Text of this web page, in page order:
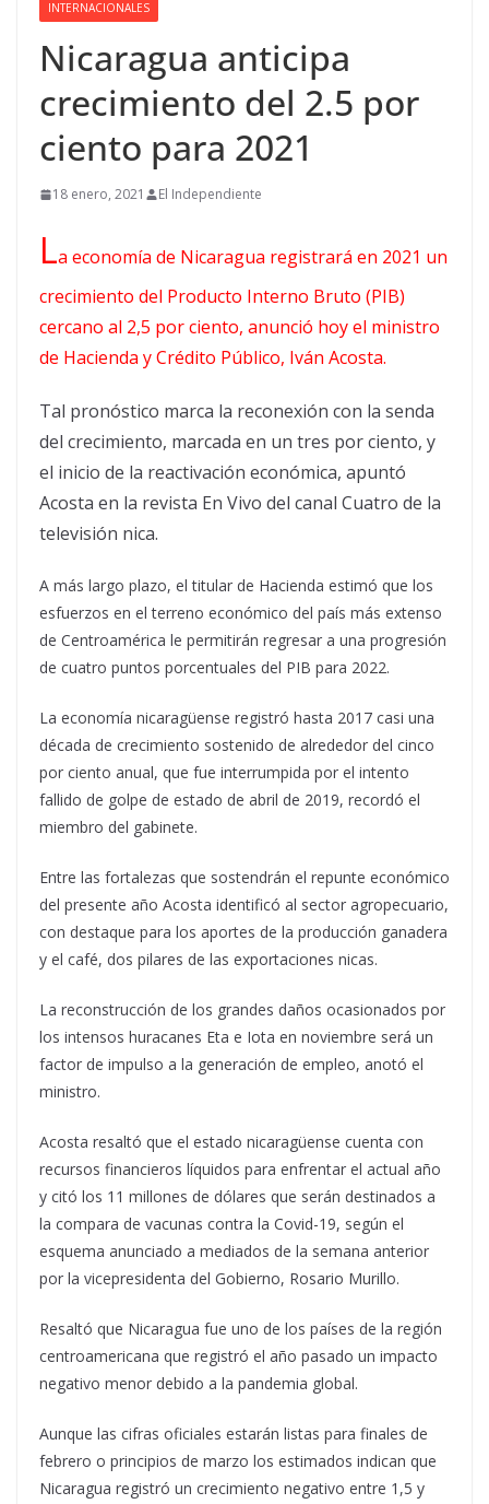
INTERNACIONALES
Nicaragua anticipa
crecimiento del 2.5 por
ciento para 2021
18 enero, 2021 El Independiente
La economía de Nicaragua registrará en 2021 un
crecimiento del Producto Interno Bruto (PIB)
cercano al 2,5 por ciento, anunció hoy el ministro
de Hacienda y Crédito Público, Iván Acosta.
Tal pronóstico marca la reconexión con la senda
del crecimiento, marcada en un tres por ciento, y
el inicio de la reactivación económica, apuntó
Acosta en la revista En Vivo del canal Cuatro de la
televisión nica.
A más largo plazo, el titular de Hacienda estimó que los
esfuerzos en el terreno económico del país más extenso
de Centroamérica le permitirán regresar a una progresión
de cuatro puntos porcentuales del PIB para 2022.
La economía nicaragüense registró hasta 2017 casi una
década de crecimiento sostenido de alrededor del cinco
por ciento anual, que fue interrumpida por el intento
fallido de golpe de estado de abril de 2019, recordó el
miembro del gabinete.
Entre las fortalezas que sostendrán el repunte económico
del presente año Acosta identificó al sector agropecuario,
con destaque para los aportes de la producción ganadera
y el café, dos pilares de las exportaciones nicas.
La reconstrucción de los grandes daños ocasionados por
los intensos huracanes Eta e Iota en noviembre será un
factor de impulso a la generación de empleo, anotó el
ministro.
Acosta resaltó que el estado nicaragüense cuenta con
recursos financieros líquidos para enfrentar el actual año
y citó los 11 millones de dólares que serán destinados a
la compara de vacunas contra la Covid-19, según el
esquema anunciado a mediados de la semana anterior
por la vicepresidenta del Gobierno, Rosario Murillo.
Resaltó que Nicaragua fue uno de los países de la región
centroamericana que registró el año pasado un impacto
negativo menor debido a la pandemia global.
Aunque las cifras oficiales estarán listas para finales de
febrero o principios de marzo los estimados indican que
Nicaragua registró un crecimiento negativo entre 1,5 y